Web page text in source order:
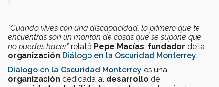
"Cuando vives con una discapacidad, lo primero que te
encuentras son un montón de cosas que se supone que
no puedes hacer" relató Pepe Macías, fundador de la
organización Diálogo en la Oscuridad Monterrey.
Diálogo en la Oscuridad Monterrey es una
organización dedicada al desarrollo de